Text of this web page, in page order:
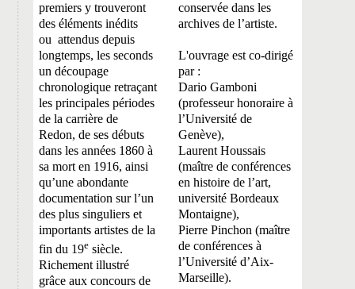
premiers y trouveront
des éléments inédits
ou attendus depuis
longtemps, les seconds
un découpage
chronologique retraçant
les principales périodes
de la carrière de
Redon, de ses débuts
dans les années 1860 à
sa mort en 1916, ainsi
qu’une abondante
documentation sur l’un
des plus singuliers et
importants artistes de la
fin du 19esiècle.
Richement illustré
grâce aux concours de
conservée dans les
archives de l’artiste.
L'ouvrage est co-dirigé
par :
Dario Gamboni
(professeur honoraire à
l’Université de
Genève),
Laurent Houssais
(maître de conférences
en histoire de l’art,
université Bordeaux
Montaigne),
Pierre Pinchon (maître
de conférences à
l’Université d’Aix-
Marseille).